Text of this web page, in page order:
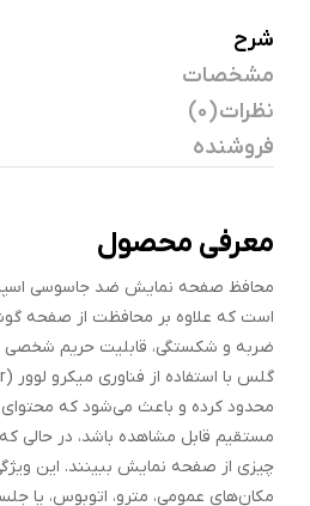
شرح
مشخصات
نظرات (0)
فروشنده
معرفی محصول
محافظ صفحه نمایش ضد جاسوسی
است که علاوه بر محافظت از صفحه
ضربه و شکستگی، قابلیت حریم شخصی
محدود کرده و باعث می‌شود که محتوای
مستقیم قابل مشاهده باشد، در حالی که
چیزی از صفحه نمایش ببینند. این ویژگی
مکان‌های عمومی، مترو، اتوبوس، یا